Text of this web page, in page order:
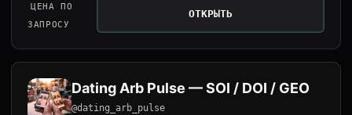
ЦЕНА ПО
ЗАПРОСУ
ОТКРЫТЬ
Dating Arb Pulse — SOI / DOI / GEO
@dating_arb_pulse